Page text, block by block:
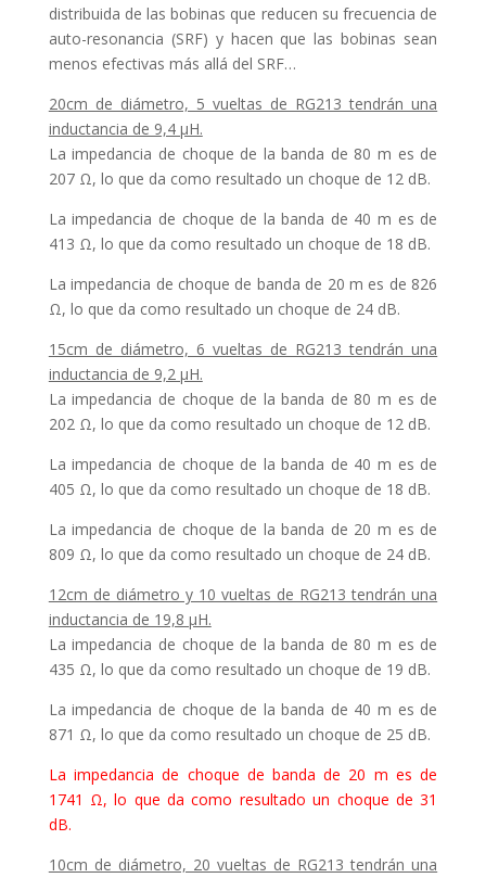
distribuida de las bobinas que reducen su frecuencia de
auto-resonancia (SRF) y hacen que las bobinas sean
menos efectivas más allá del SRF…
20cm de diámetro, 5 vueltas de RG213 tendrán una
inductancia de 9,4 μH.
La impedancia de choque de la banda de 80 m es de
207 Ω, lo que da como resultado un choque de 12 dB.
La impedancia de choque de la banda de 40 m es de
413 Ω, lo que da como resultado un choque de 18 dB.
La impedancia de choque de banda de 20 m es de 826
Ω, lo que da como resultado un choque de 24 dB.
15cm de diámetro, 6 vueltas de RG213 tendrán una
inductancia de 9,2 μH.
La impedancia de choque de la banda de 80 m es de
202 Ω, lo que da como resultado un choque de 12 dB.
La impedancia de choque de la banda de 40 m es de
405 Ω, lo que da como resultado un choque de 18 dB.
La impedancia de choque de la banda de 20 m es de
809 Ω, lo que da como resultado un choque de 24 dB.
12cm de diámetro y 10 vueltas de RG213 tendrán una
inductancia de 19,8 μH.
La impedancia de choque de la banda de 80 m es de
435 Ω, lo que da como resultado un choque de 19 dB.
La impedancia de choque de la banda de 40 m es de
871 Ω, lo que da como resultado un choque de 25 dB.
La impedancia de choque de banda de 20 m es de
1741 Ω, lo que da como resultado un choque de 31
dB.
10cm de diámetro, 20 vueltas de RG213 tendrán una